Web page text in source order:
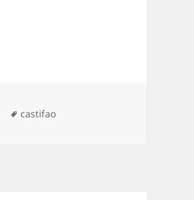
Mots-
castifao